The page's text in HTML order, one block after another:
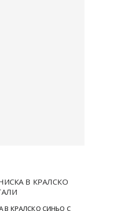
В КРАЛСКО СИНЬО С